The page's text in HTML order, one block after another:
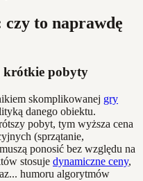
to naprawdę
krótkie pobyty
skomplikowanej gry
danego obiektu.
pobyt, tym wyższa cena
(sprzątanie,
muszą ponosić bez względu na
stosuje dynamiczne ceny,
humoru algorytmów